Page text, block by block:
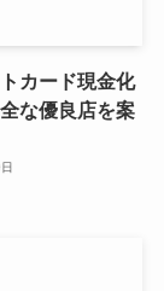
トカード現金化
な優良店を案